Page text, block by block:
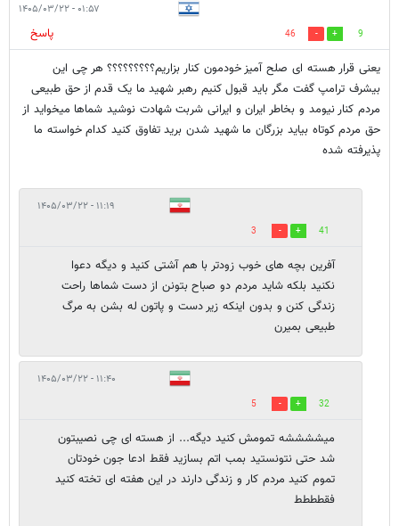
۰۱:۵۷ - ۱۴۰۵/۰۳/۲۲
9
46
پاسخ
یعنی قرار هسته ای صلح آمیز خودمون کنار بزاریم؟؟؟؟؟؟؟؟؟ هر چی این
بیشرف ترامپ گفت مگر باید قبول کنیم رهبر شهید ما یک قدم از حق طبیعی
مردم کنار نیومد و بخاطر ایران و ایرانی شربت شهادت نوشید شماها میخواید از
حق مردم کوتاه بیاید بزرگان ما شهید شدن برید تفاوق کنید کدام خواسته ما
پذیرفته شده
۱۱:۱۹ - ۱۴۰۵/۰۳/۲۲
41
3
آفرین بچه های خوب زودتر با هم آشتی کنید و دیگه دعوا
نکنید بلکه شاید مردم دو صباح بتونن از دست شماها راحت
زندگی کنن و بدون اینکه زیر دست و پاتون له بشن به مرگ
طبیعی بمیرن
۱۱:۴۰ - ۱۴۰۵/۰۳/۲۲
32
5
میششششه تمومش کنید دیگه... از هسته ای چی نصیبتون
شد حتی نتونستید بمب اتم بسازید فقط ادعا جون خودتان
تموم کنید مردم کار و زندگی دارند در این هفته ای تخته کنید
فقطططط